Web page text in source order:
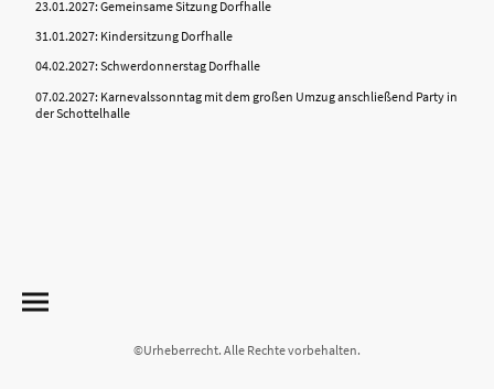
23.01.2027: Gemeinsame Sitzung Dorfhalle
31.01.2027: Kindersitzung Dorfhalle
04.02.2027: Schwerdonnerstag Dorfhalle
07.02.2027: Karnevalssonntag mit dem großen Umzug anschließend Party in
der Schottelhalle
©Urheberrecht. Alle Rechte vorbehalten.